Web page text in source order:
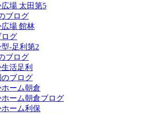
場 太田第5
ブログ
場 館林
グ
-足利第2
ブログ
活足利
ブログ
ーム朝倉
ーム朝倉ブログ
ーム利保